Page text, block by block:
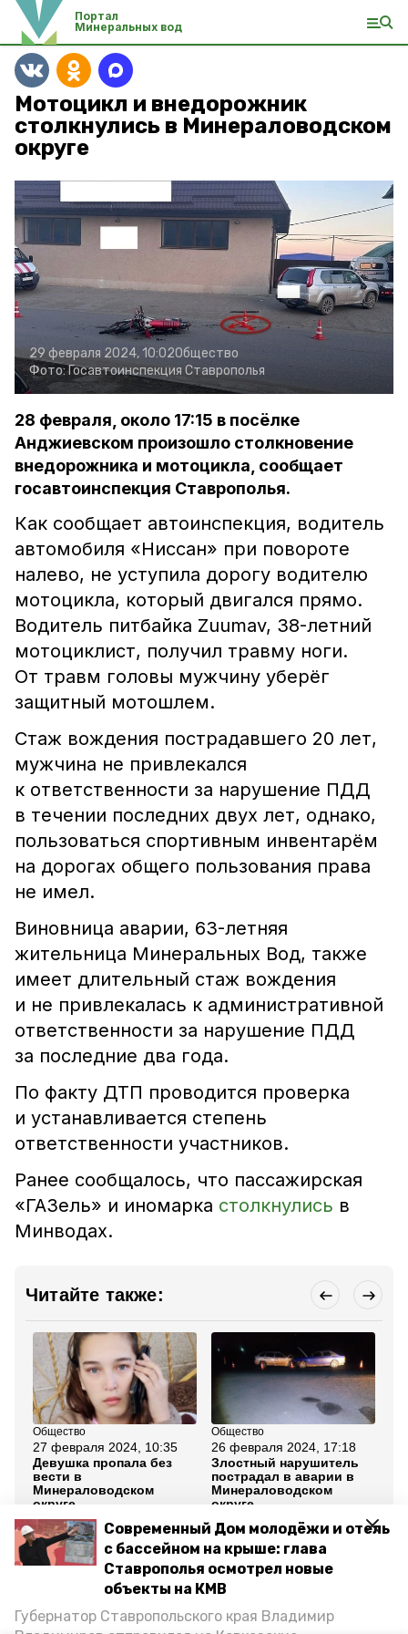
Современный Дом молодёжи и отель
с бассейном на крыше: глава
Ставрополья осмотрел новые
объекты на КМВ
Губернатор Ставропольского края Владимир
Портал
Минеральных вод
Мотоцикл и внедорожник
столкнулись в Минераловодском
округе
29 февраля 2024, 10:02Общество
Фото:Госавтоинспекция Ставрополья
28 февраля, около 17:15 в посёлке
Анджиевском произошло столкновение
внедорожника и мотоцикла, сообщает
госавтоинспекция Ставрополья.
Как сообщает автоинспекция, водитель
автомобиля «Ниссан» при повороте
налево, не уступила дорогу водителю
мотоцикла, который двигался прямо.
Водитель питбайка Zuumav, 38-летний
мотоциклист, получил травму ноги.
От травм головы мужчину уберёг
защитный мотошлем.
Стаж вождения пострадавшего 20 лет,
мужчина не привлекался
к ответственности за нарушение ПДД
в течении последних двух лет, однако,
пользоваться спортивным инвентарём
на дорогах общего пользования права
не имел.
Виновница аварии, 63-летняя
жительница Минеральных Вод, также
имеет длительный стаж вождения
и не привлекалась к административной
ответственности за нарушение ПДД
за последние два года.
По факту ДТП проводится проверка
и устанавливается степень
ответственности участников.
Ранее сообщалось, что пассажирская
«ГАЗель» и иномарка столкнулись в
Минводах.
Читайте также:
Общество
27 февраля 2024, 10:35
Девушка пропала без
вести в
Минераловодском
округе
Общество
26 февраля 2024, 17:18
Злостный нарушитель
пострадал в аварии в
Минераловодском
округе
Все новости